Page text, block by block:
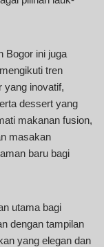
Bogor ini juga
tren
yang inovatif,
dessert yang
makanan fusion,
masakan
baru bagi
utama bagi
dengan tampilan
yang elegan dan